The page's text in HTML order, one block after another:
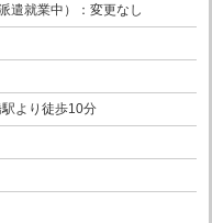
遣就業中）：変更なし
より徒歩10分